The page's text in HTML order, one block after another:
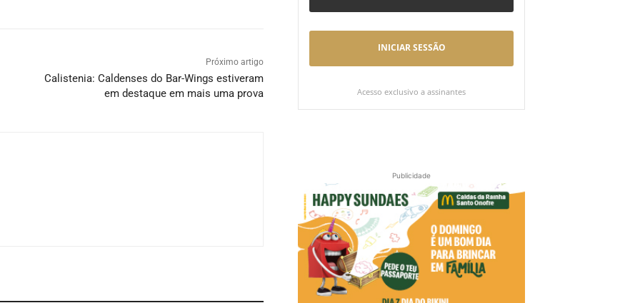
Próximo artigo
Calistenia: Caldenses do Bar-Wings estiveram
em destaque em mais uma prova
INICIAR SESSÃO
Acesso exclusivo a assinantes
Publicidade